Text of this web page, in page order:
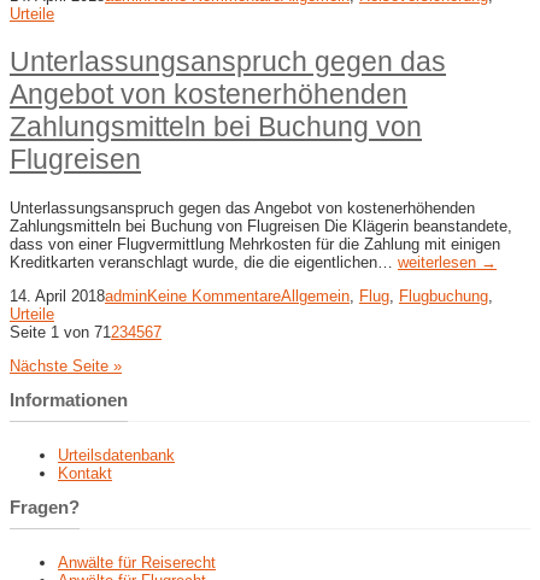
Urteile
Unterlassungsanspruch gegen das
Angebot von kostenerhöhenden
Zahlungsmitteln bei Buchung von
Flugreisen
Unterlassungsanspruch gegen das Angebot von kostenerhöhenden
Zahlungsmitteln bei Buchung von Flugreisen Die Klägerin beanstandete,
dass von einer Flugvermittlung Mehrkosten für die Zahlung mit einigen
Kreditkarten veranschlagt wurde, die die eigentlichen… weiterlesen →
14. April 2018adminKeine KommentareAllgemein Flug Flugbuchung
Urteile
Seite 1 von 71 234567
Nächste Seite »
Informationen
Urteilsdatenbank
Kontakt
Fragen?
Anwälte für Reiserecht